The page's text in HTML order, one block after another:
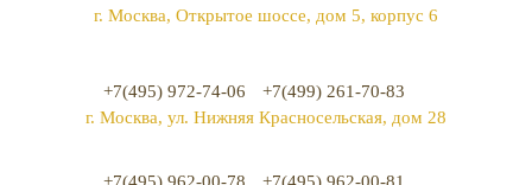
г. Москва, Открытое шоссе, дом 5, корпус 6
+7(495) 972-74-06
+7(499) 261-70-83
г. Москва, ул. Нижняя Красносельская, дом 28